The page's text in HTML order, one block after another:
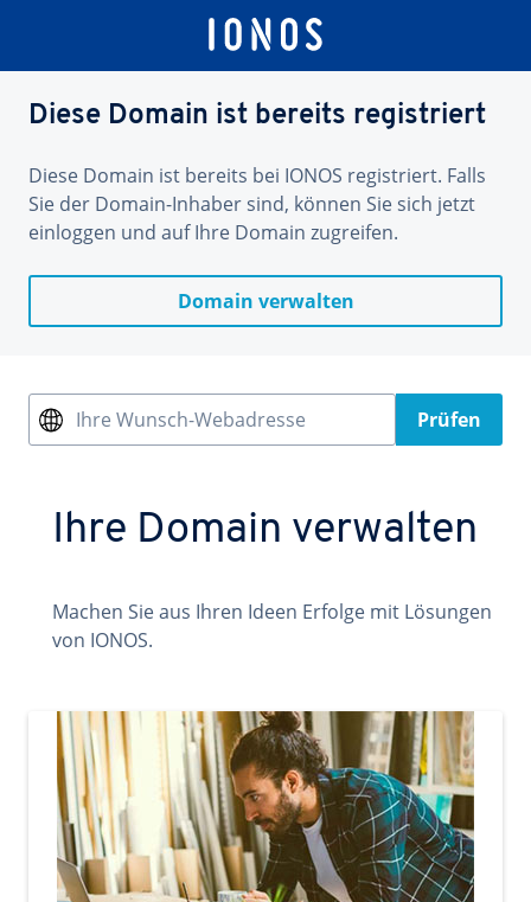
Diese Domain ist bereits registriert
Diese Domain ist bereits bei IONOS registriert. Falls
Sie der Domain-Inhaber sind, können Sie sich jetzt
einloggen und auf Ihre Domain zugreifen.
Domain verwalten
Ihre Wunsch-Webadresse Prüfen
Ihre Domain verwalten
Machen Sie aus Ihren Ideen Erfolge mit Lösungen
von IONOS.